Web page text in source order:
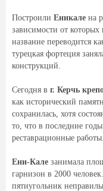
Построили Еникале на
зависимости от
название переводится
турецкая фортеция
конструкций.
Сегодня в г. Керчь
как исторический
сохранилась, хотя
то, что в последние
реставрационные работы.
Ени-Кале занимала
гарнизон в 2000
пятиугольник